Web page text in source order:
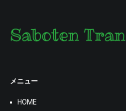
メニュー
HOME